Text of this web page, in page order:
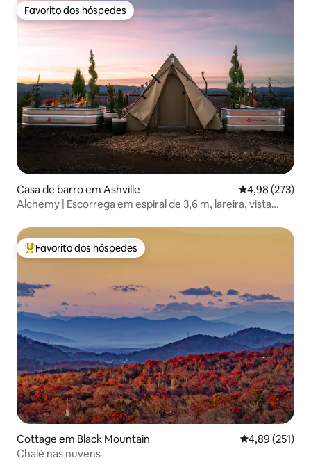
Favorito dos hóspedes
Favorito dos hóspedes
Casa de barro em Ashville Classificação
4,98 (273)
Alchemy | Escorrega em espiral de 3,6 m, lareira, vista
Favoritos dos hóspedes mais apreciados
Favorito dos hóspedes
Cottage em Black Mountain Classificação
4,89 (251)
Chalé nas nuvens